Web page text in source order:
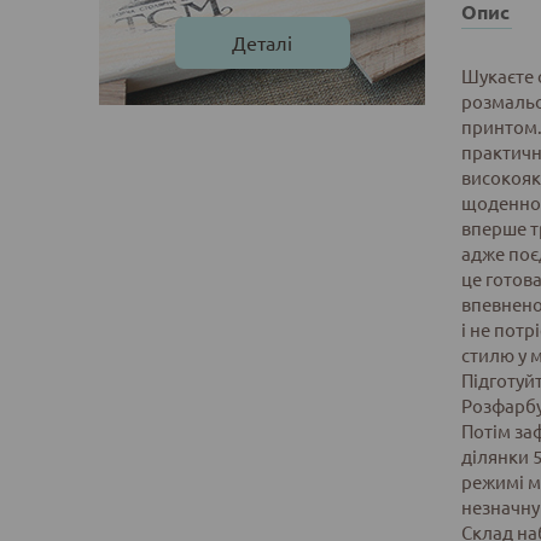
Деталі
Опис
Шукаєте
вперше
адже
це
і не
стилю у
Потім
ділянки
режимі
Склад